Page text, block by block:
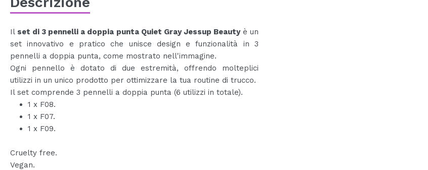
BLOG
Il set di 3 pennelli a doppia punta Quiet Gray Jessup Beautyè un
set innovativo e pratico che unisce design e funzionalità in 3
pennelli a doppia punta, come mostrato nell'immagine.
Ogni pennello è dotato di due estremità, offrendo molteplici
utilizzi in un unico prodotto per ottimizzare la tua routine di trucco.
Il set comprende 3 pennelli a doppia punta (6 utilizzi in totale).
1 x F08.
1 x F07.
1 x F09.
Cruelty free.
Vegan.